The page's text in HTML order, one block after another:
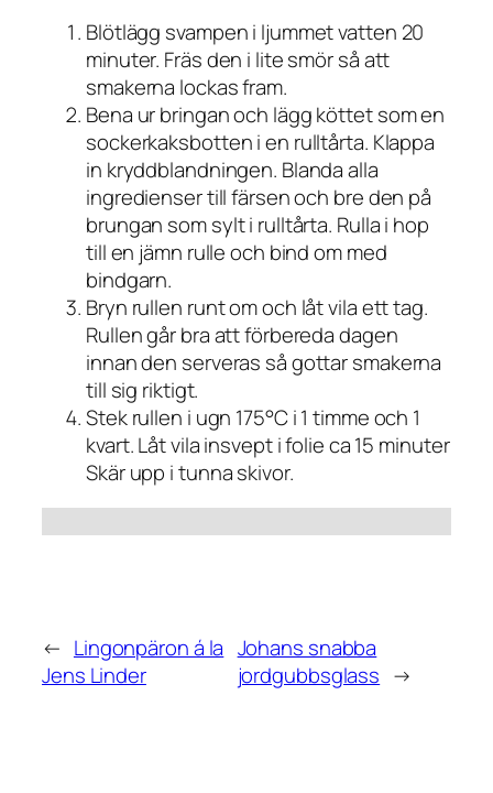
Blötlägg svampen i ljummet vatten 20
minuter. Fräs den i lite smör så att
smakerna lockas fram.
Bena ur bringan och lägg köttet som en
sockerkaksbotten i en rulltårta. Klappa
in kryddblandningen. Blanda alla
ingredienser till färsen och bre den på
brungan som sylt i rulltårta. Rulla i hop
till en jämn rulle och bind om med
bindgarn.
Bryn rullen runt om och låt vila ett tag.
Rullen går bra att förbereda dagen
innan den serveras så gottar smakerna
till sig riktigt.
Stek rullen i ugn 175°C i 1 timme och 1
kvart. Låt vila insvept i folie ca 15 minuter
Skär upp i tunna skivor.
← Lingonpäron á la
Jens Linder
Johans snabba
jordgubbsglass →